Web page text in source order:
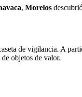
, Morelos
de vigilancia. A
objetos de valor.